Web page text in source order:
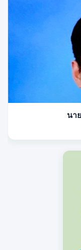
นา